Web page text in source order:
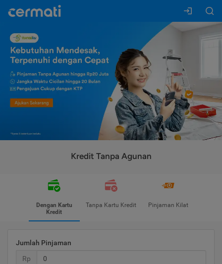
Kredit Tanpa Agunan
Dengan Kartu
Kredit
Tanpa Kartu Kredit Pinjaman Kilat
Jumlah Pinjaman
Rp